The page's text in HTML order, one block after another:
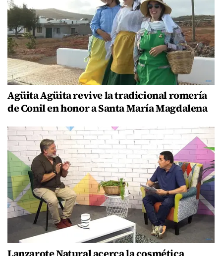
Agüita Agüita revive la tradicional romería
de Conil en honor a Santa María Magdalena